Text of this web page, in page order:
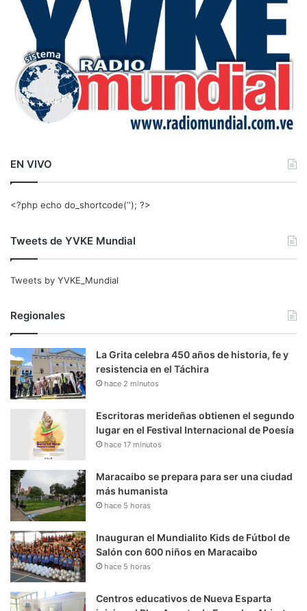
EN VIVO
<?php echo do_shortcode(‘‘); ?>
Tweets de YVKE Mundial
Tweets by YVKE_Mundial
Regionales
La Grita celebra 450 años de historia, fe y
resistencia en el Táchira
hace 2 minutos
Escritoras merideñas obtienen el segundo
lugar en el Festival Internacional de Poesía
hace 17 minutos
Maracaibo se prepara para ser una ciudad
más humanista
hace 5 horas
Inauguran el Mundialito Kids de Fútbol de
Salón con 600 niños en Maracaibo
hace 5 horas
Centros educativos de Nueva Esparta